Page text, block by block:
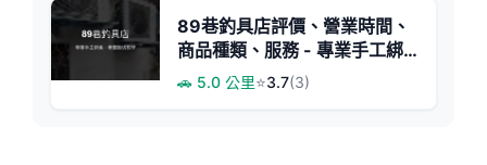
89巷釣具店評價、營業時間、
商品種類、服務 - 專業手工綁
線與親切諮詢
🚗 5.0 公里⭐3.7(3)